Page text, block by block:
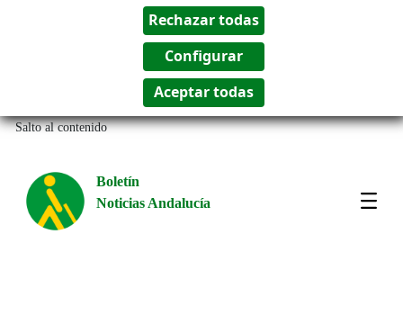
Salto al contenido
Boletín
Noticias Andalucía